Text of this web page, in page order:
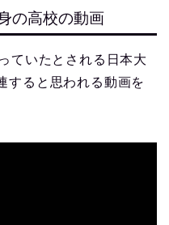
の高校の動画
ていたとされる日本大
すると思われる動画を